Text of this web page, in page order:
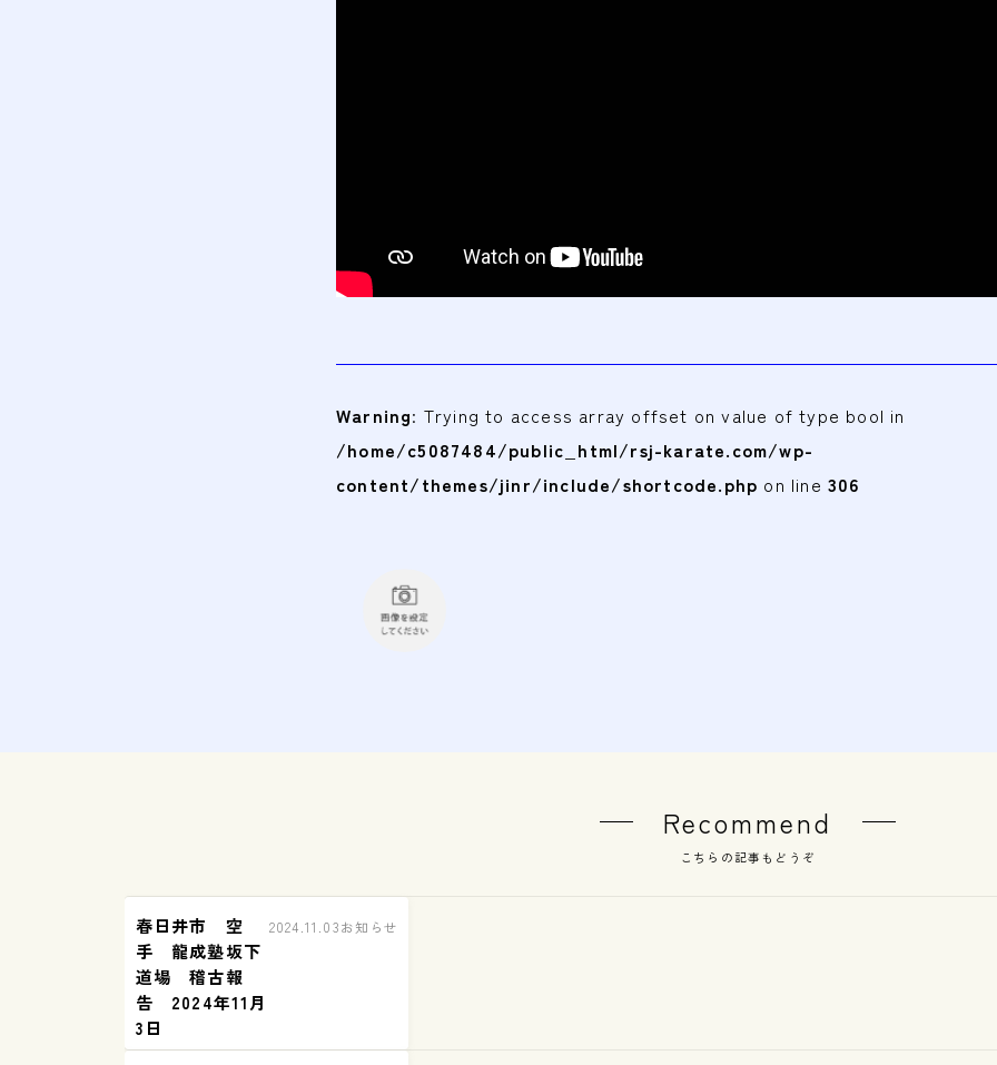
Warning: Trying to access array offset on value of type bool in
/home/c5087484/public_html/rsj-karate.com/wp-
content/themes/jinr/include/shortcode.php on line306
Recommend
こちらの記事もどうぞ
春日井市 空
手 龍成塾坂下
道場 稽古報
告 2024年11月
3日
2024.11.03お知らせ